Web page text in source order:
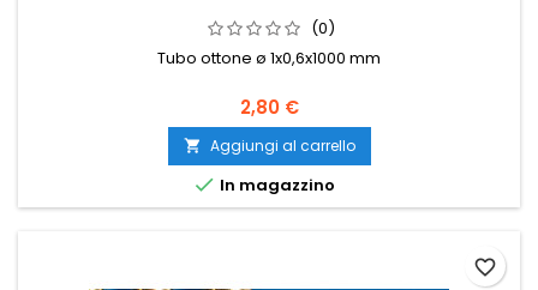
(0)
Tubo ottone ø 1x0,6x1000 mm
2,80 €
 Aggiungi al carrello
 In magazzino
favorite_border